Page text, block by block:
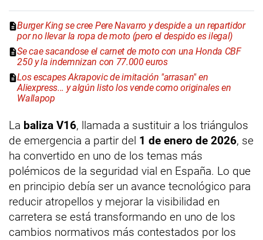
Burger King se cree Pere Navarro y despide a un repartidor
por no llevar la ropa de moto (pero el despido es ilegal)
Se cae sacandose el carnet de moto con una Honda CBF
250 y la indemnizan con 77.000 euros
Los escapes Akrapovic de imitación "arrasan" en
Aliexpress... y algún listo los vende como originales en
Wallapop
La baliza V16, llamada a sustituir a los triángulos
de emergencia a partir del 1 de enero de 2026, se
ha convertido en uno de los temas más
polémicos de la seguridad vial en España. Lo que
en principio debía ser un avance tecnológico para
reducir atropellos y mejorar la visibilidad en
carretera se está transformando en uno de los
cambios normativos más contestados por los